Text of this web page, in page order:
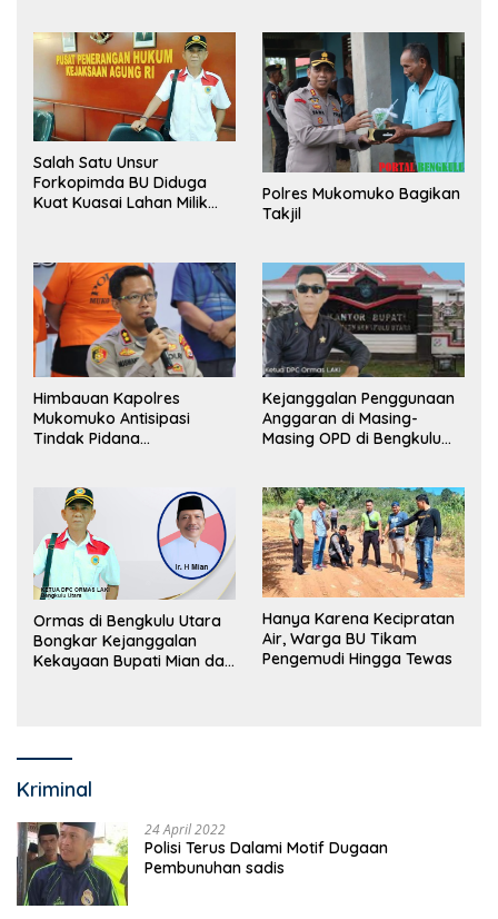
Salah Satu Unsur
Forkopimda BU Diduga
Kuat Kuasai Lahan Milik
Polres Mukomuko Bagikan
Takjil
Himbauan Kapolres
Mukomuko Antisipasi
Tindak Pidana
Kejanggalan Penggunaan
Anggaran di Masing-
Masing OPD di Bengkulu
Ormas di Bengkulu Utara
Bongkar Kejanggalan
Kekayaan Bupati Mian dan
Hanya Karena Kecipratan
Air, Warga BU Tikam
Pengemudi Hingga Tewas
Kriminal
24 April 2022
Polisi Terus Dalami Motif Dugaan
Pembunuhan sadis